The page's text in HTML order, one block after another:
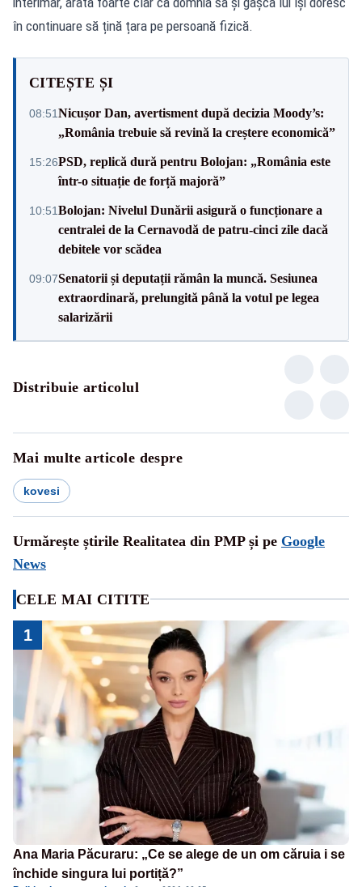
în continuare să țină țara pe persoană fizică.
CITEȘTE ȘI
08:51Nicușor Dan, avertisment după decizia Moody’s:
„România trebuie să revină la creștere economică”
15:26PSD, replică dură pentru Bolojan: „România este
într-o situație de forță majoră”
10:51Bolojan: Nivelul Dunării asigură o funcționare a
centralei de la Cernavodă de patru-cinci zile dacă
debitele vor scădea
09:07Senatorii și deputații rămân la muncă. Sesiunea
extraordinară, prelungită până la votul pe legea
salarizării
Distribuie articolul
Mai multe articole despre
kovesi
Urmărește știrile Realitatea din PMP și pe Google
News
CELE MAI CITITE
1
Ana Maria Păcuraru: „Ce se alege de un om căruia i se
închide singura lui portiță?”